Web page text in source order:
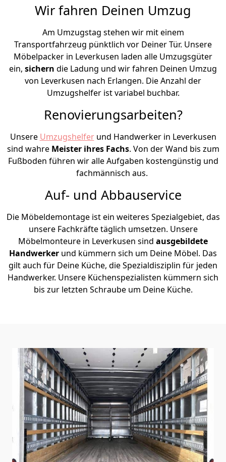
Wir fahren Deinen Umzug
Am Umzugstag stehen wir mit einem
Transportfahrzeug pünktlich vor Deiner Tür. Unsere
Möbelpacker in Leverkusen laden alle Umzugsgüter
ein, sichern die Ladung und wir fahren Deinen Umzug
von Leverkusen nach Erlangen. Die Anzahl der
Umzugshelfer ist variabel buchbar.
Renovierungsarbeiten?
Unsere Umzugshelferund Handwerker in Leverkusen
sind wahre Meister ihres Fachs. Von der Wand bis zum
Fußboden führen wir alle Aufgaben kostengünstig und
fachmännisch aus.
Auf- und Abbauservice
Die Möbeldemontage ist ein weiteres Spezialgebiet, das
unsere Fachkräfte täglich umsetzen. Unsere
Möbelmonteure in Leverkusen sind ausgebildete
Handwerker und kümmern sich um Deine Möbel. Das
gilt auch für Deine Küche, die Spezialdisziplin für jeden
Handwerker. Unsere Küchenspezialisten kümmern sich
bis zur letzten Schraube um Deine Küche.